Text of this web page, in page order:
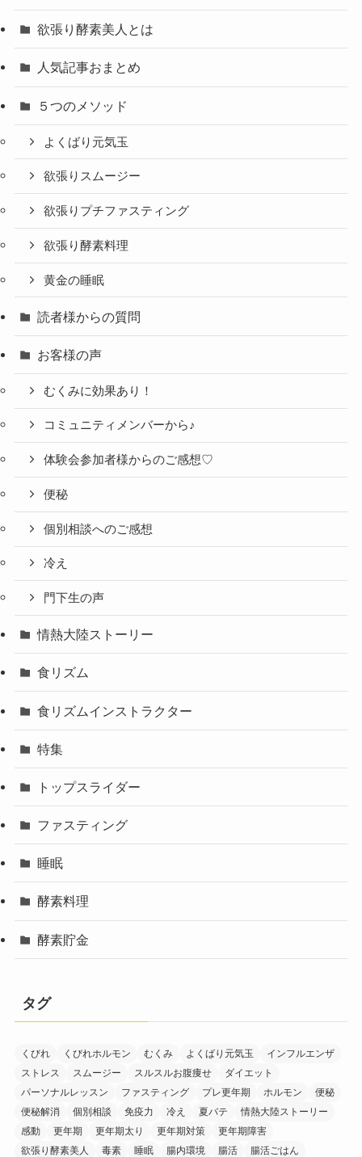
欲張り酵素美人とは
人気記事おまとめ
５つのメソッド
よくばり元気玉
欲張りスムージー
欲張りプチファスティング
欲張り酵素料理
黄金の睡眠
読者様からの質問
お客様の声
むくみに効果あり！
コミュニティメンバーから♪
体験会参加者様からのご感想♡
便秘
個別相談へのご感想
冷え
門下生の声
情熱大陸ストーリー
食リズム
食リズムインストラクター
特集
トップスライダー
ファスティング
睡眠
酵素料理
酵素貯金
タグ
くびれ くびれホルモン むくみ よくばり元気玉
インフルエンザ
ストレス
スムージー スルスルお腹痩せ
ダイエット
パーソナルレッスン
ファスティング プレ更年期 ホルモン
便秘
便秘解消
個別相談 免疫力 冷え 夏バテ
情熱大陸ストーリー
感動
更年期 更年期太り 更年期対策
更年期障害
欲張り酵素美人
毒素 睡眠 腸内環境 腸活
腸活ごはん